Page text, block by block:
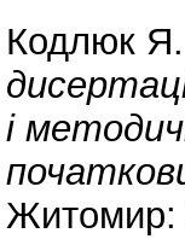
Кодлюк
і
Житомир: